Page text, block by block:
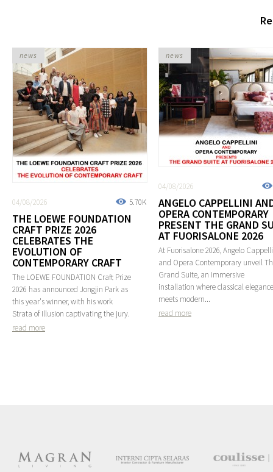
5.70K
04/08/2026
THE LOEWE FOUNDATION
CRAFT PRIZE 2026
CELEBRATES THE
EVOLUTION OF
CONTEMPORARY CRAFT
The LOEWE FOUNDATION Craft Prize
2026 has announced Jongjin Park as
this year's winner, with his work
Strata of Illusion captivating the jury.
read more
news
04/08/2026
ANGELO CAPPELLINI
OPERA CONTEMPORARY
PRESENT THE GRAND
AT FUORISALONE 2026
At Fuorisalone 2026, Angelo
and Opera Contemporary unveil
Grand Suite, an immersive
installation where classical elegance
meets modern...
read more
news